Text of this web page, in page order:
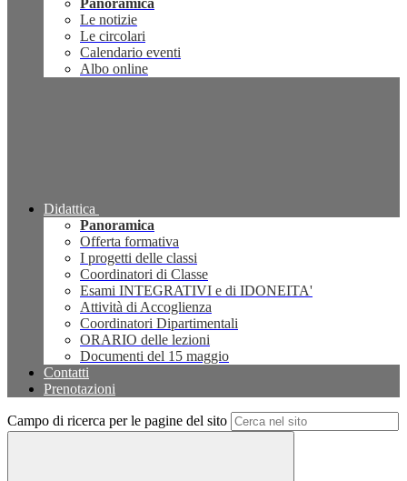
Panoramica
Le notizie
Le circolari
Calendario eventi
Albo online
Didattica
Panoramica
Offerta formativa
I progetti delle classi
Coordinatori di Classe
Esami INTEGRATIVI e di IDONEITA'
Attività di Accoglienza
Coordinatori Dipartimentali
ORARIO delle lezioni
Documenti del 15 maggio
Contatti
Prenotazioni
Campo di ricerca per le pagine del sito